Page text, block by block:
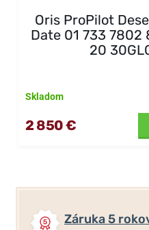
Oris ProPilot
Date 01 733 7802
20
Skladom
2 850 €
Záruka 5